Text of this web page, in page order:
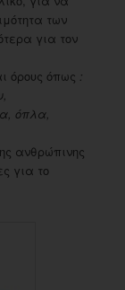
των
για τον
όρους όπως :
όπλα,
ανθρώπινης
για το